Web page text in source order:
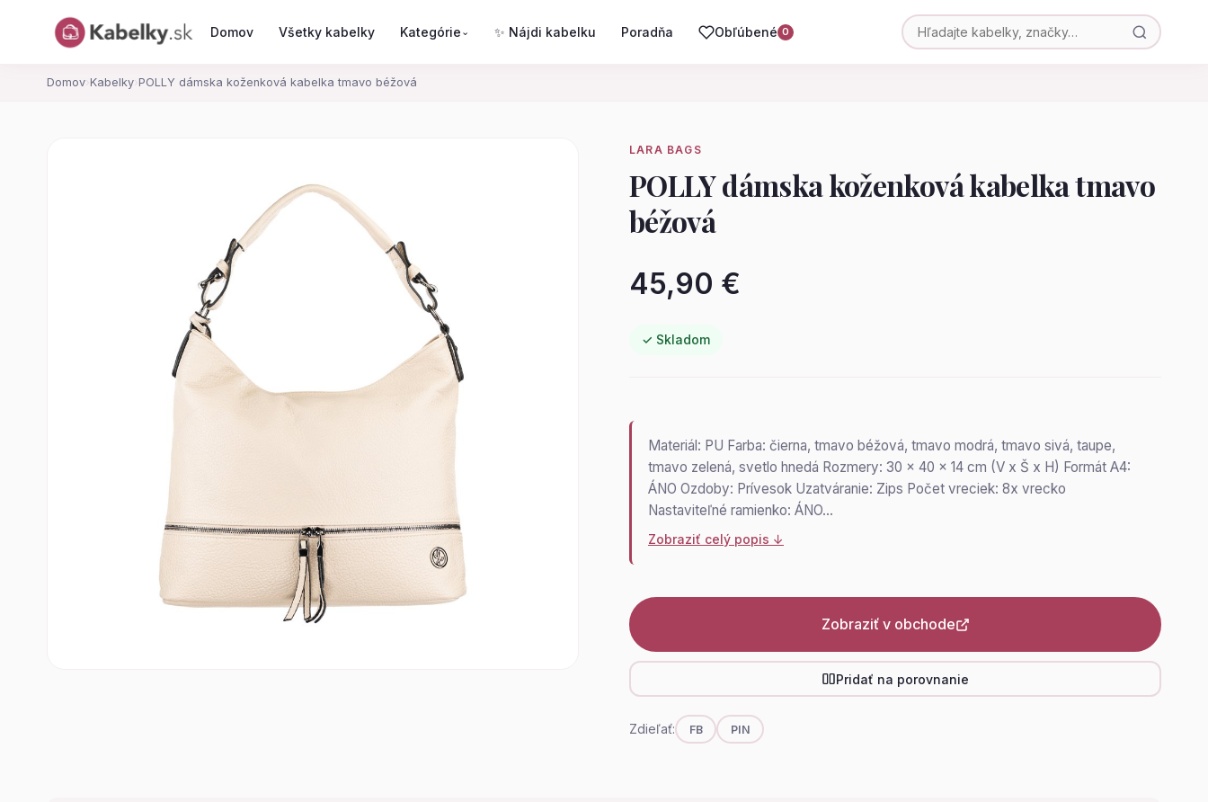
Domov Všetky kabelky Kategórie ⌄ ✨ Nájdi kabelku Poradňa Obľúbené 0
Domov› Kabelky› POLLY dámska koženková kabelka tmavo béžová
LARA BAGS
POLLY dámska koženková kabelka tmavo
béžová
45,90 €
✓ Skladom
Materiál: PU Farba: čierna, tmavo béžová, tmavo modrá, tmavo sivá, taupe,
tmavo zelená, svetlo hnedá Rozmery: 30 x 40 x 14 cm (V x Š x H) Formát A4:
ÁNO Ozdoby: Prívesok Uzatváranie: Zips Počet vreciek: 8x vrecko
Nastaviteľné ramienko: ÁNO…
Zobraziť celý popis ↓
Zobraziť v obchode
Pridať na porovnanie
Zdieľať: FB PIN